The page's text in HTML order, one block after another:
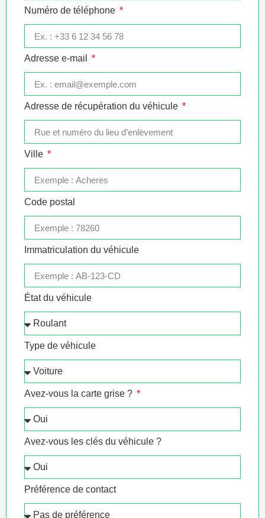
Numéro de téléphone
Adresse e-mail
Adresse de récupération du véhicule
Ville
Code postal
Immatriculation du véhicule
État du véhicule
Type de véhicule
Avez-vous la carte grise ?
Avez-vous les clés du véhicule ?
Préférence de contact